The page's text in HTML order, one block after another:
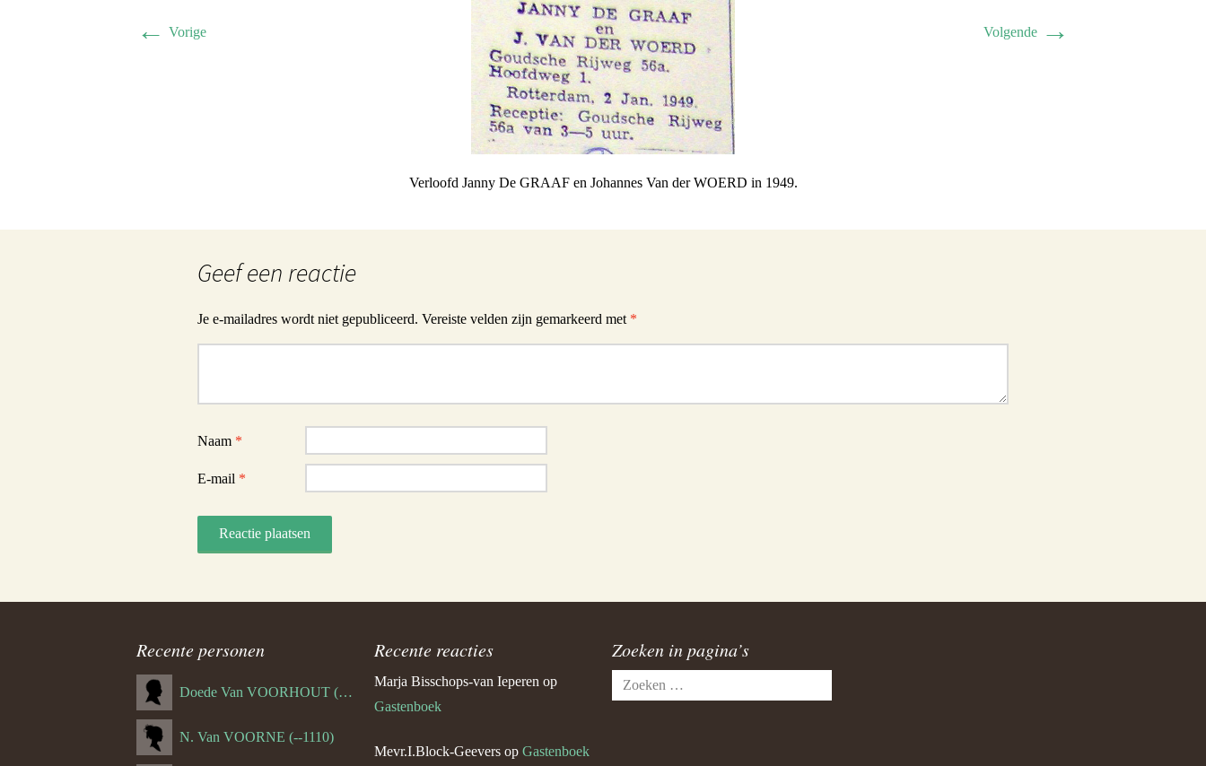
← Vorige Volgende →
Verloofd Janny De GRAAF en Johannes Van der WOERD in 1949.
Geef een reactie
Je e-mailadres wordt niet gepubliceerd. Vereiste velden zijn gemarkeerd met *
Naam *
E-mail *
Recente personen
Doede Van VOORHOUT (Van FORNEHOLT) (--1101)
N. Van VOORNE (--1110)
Recente reacties
Marja Bisschops-van Ieperen op
Gastenboek
Mevr.I.Block-Geevers op Gastenboek
Zoeken in pagina’s
Zoeken
naar: